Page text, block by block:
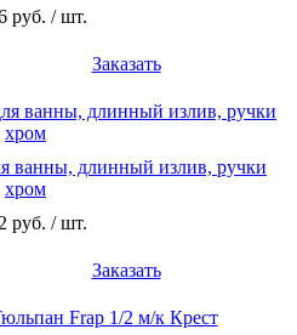
руб. / шт.
Заказать
ванны, длинный излив, ручки
хром
руб. / шт.
Заказать